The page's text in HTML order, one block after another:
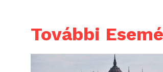
További